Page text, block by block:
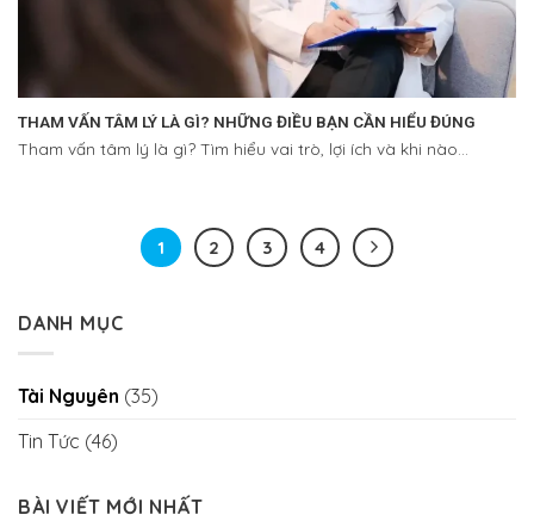
THAM VẤN TÂM LÝ LÀ GÌ? NHỮNG ĐIỀU BẠN CẦN HIỂU ĐÚNG
Tham vấn tâm lý là gì? Tìm hiểu vai trò, lợi ích và khi nào...
1 2 3 4
DANH MỤC
Tài Nguyên (35)
Tin Tức (46)
BÀI VIẾT MỚI NHẤT